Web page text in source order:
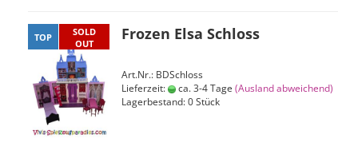
TOP
SOLD
OUT
Frozen Elsa Schloss
Art.Nr.: BDSchloss
Lieferzeit:
ca. 3-4 Tage (Ausland abweichend)
Lagerbestand: 0 Stück